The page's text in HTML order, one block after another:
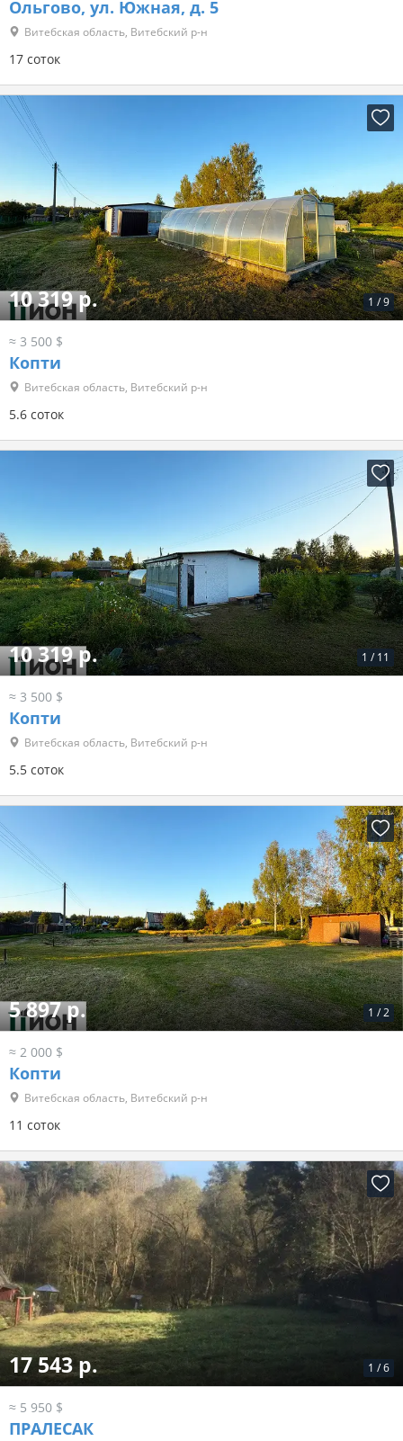
Ольгово, ул. Южная, д. 5
Витебская область, Витебский р-н
17 соток
1 /9
10 319 р.
≈ 3 500 $
Копти
Витебская область, Витебский р-н
5.6 соток
1 / 11
10 319 р.
≈ 3 500 $
Копти
Витебская область, Витебский р-н
5.5 соток
1 /2
5 897 р.
≈ 2 000 $
Копти
Витебская область, Витебский р-н
11 соток
1 /6
17 543 р.
≈ 5 950 $
ПРАЛЕСАК